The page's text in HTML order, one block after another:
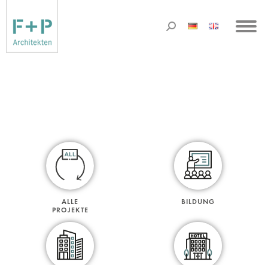
ALLE
PROJEKTE
BILDUNG